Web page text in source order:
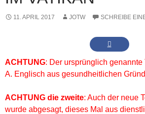
11. APRIL 2017 JOTW SCHREIBE
ACHTUNG: Der ursprünglich genannte
A. Englisch aus gesundheitlichen
ACHTUNG die zweite: Auch der neue
wurde abgesagt, dieses Mal aus